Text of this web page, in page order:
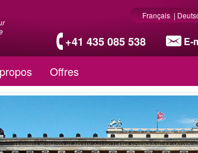
+41 435 085 538 E-
Français |
Offres